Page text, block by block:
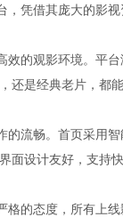
，凭借其庞大的影
效的观影环境。平
还是经典老片，都
的流畅。首页采用
面设计友好，支持
格的态度，所有上